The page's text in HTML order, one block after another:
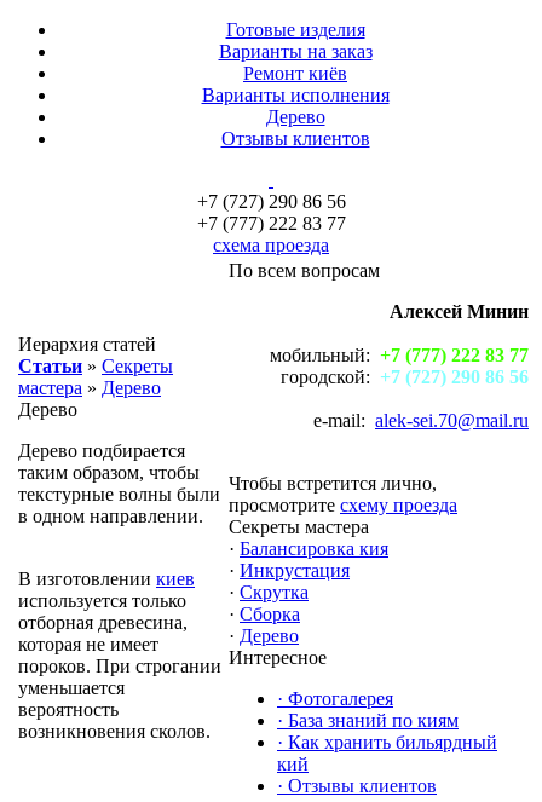
Готовые изделия
Варианты на заказ
Ремонт киёв
Варианты исполнения
Дерево
Отзывы клиентов
+7 (727) 290 86 56
+7 (777) 222 83 77
схема проезда
Иерархия статей
Статьи » Секреты
мастера » Дерево
Дерево
Дерево подбирается
таким образом, чтобы
текстурные волны были
в одном направлении.
В изготовлении киев
используется только
отборная древесина,
которая не имеет
пороков. При строгании
уменьшается
вероятность
возникновения сколов.
По всем вопросам
Алексей Минин
мобильный: +7 (777) 222 83 77
городской: +7 (727) 290 86 56
e-mail: alek-sei.70@mail.ru
Чтобы встретится лично,
просмотрите схему проезда
Секреты мастера
· Балансировка кия
· Инкрустация
· Скрутка
· Сборка
· Дерево
Интересное
· Фотогалерея
· База знаний по киям
· Как хранить бильярдный
кий
· Отзывы клиентов